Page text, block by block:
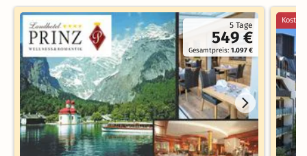
5 Tage
549 €
Gesamtpreis:1.097 €